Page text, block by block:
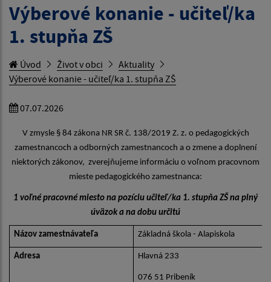
Výberové konanie - učiteľ/ka
1. stupňa ZŠ
Úvod Život v obci
Aktuality
Výberové konanie - učiteľ/ka 1. stupňa ZŠ
07.07.2026
V zmysle § 84 zákona NR SR č. 138/2019 Z. z. o pedagogických
zamestnancoch a odborných zamestnancoch a o zmene a doplnení
niektorých zákonov, zverejňujeme informáciu o voľnom pracovnom
mieste pedagogického zamestnanca:
1 voľné pracovné miesto na pozíciu učiteľ/ka 1. stupňa ZŠ na plný
úväzok a na dobu určitú
Názov zamestnávateľa Základná škola - Alapiskola
Adresa Hlavná 233
076 51 Pribeník